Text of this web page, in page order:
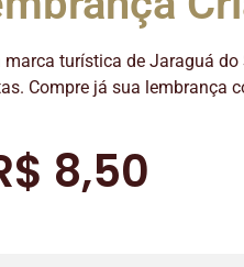
turística de Jaraguá do
Compre já sua lembrança
8,50